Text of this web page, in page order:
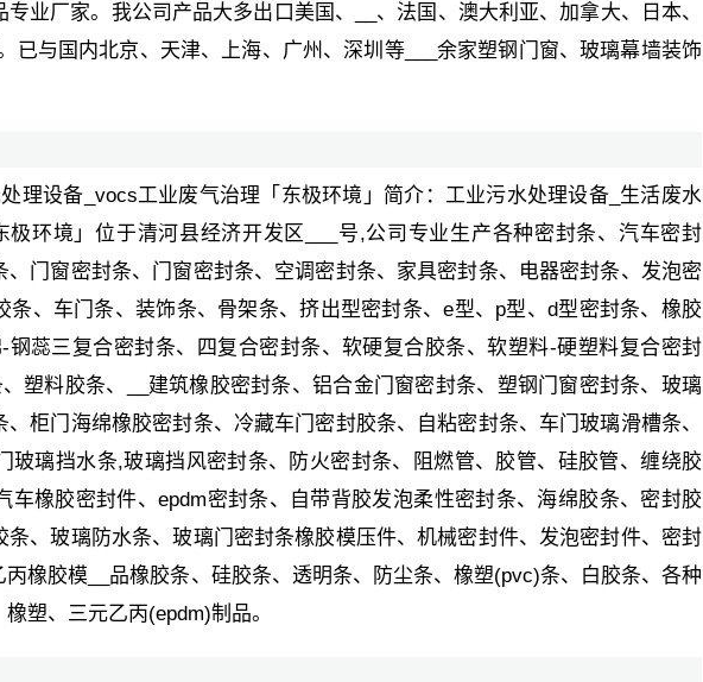
业厂家。我公司产品大多出口美国、__、法国、澳大利亚、加拿大、日本、
已与国内北京、天津、上海、广州、深圳等___余家塑钢门窗、玻璃幕墙装饰
理设备_vocs工业废气治理「东极环境」简介：工业污水处理设备_生活废水
极环境」位于清河县经济开发区___号,公司专业生产各种密封条、汽车密封
门窗密封条、门窗密封条、空调密封条、家具密封条、电器密封条、发泡密
条、车门条、装饰条、骨架条、挤出型密封条、e型、p型、d型密封条、橡胶
蕊三复合密封条、四复合密封条、软硬复合胶条、软塑料-硬塑料复合密封
塑料胶条、__建筑橡胶密封条、铝合金门窗密封条、塑钢门窗密封条、玻璃
柜门海绵橡胶密封条、冷藏车门密封胶条、自粘密封条、车门玻璃滑槽条、
玻璃挡水条,玻璃挡风密封条、防火密封条、阻燃管、胶管、硅胶管、缠绕胶
车橡胶密封件、epdm密封条、自带背胶发泡柔性密封条、海绵胶条、密封胶
、玻璃防水条、玻璃门密封条橡胶模压件、机械密封件、发泡密封件、密封
橡胶模__品橡胶条、硅胶条、透明条、防尘条、橡塑(pvc)条、白胶条、各种
塑、三元乙丙(epdm)制品。